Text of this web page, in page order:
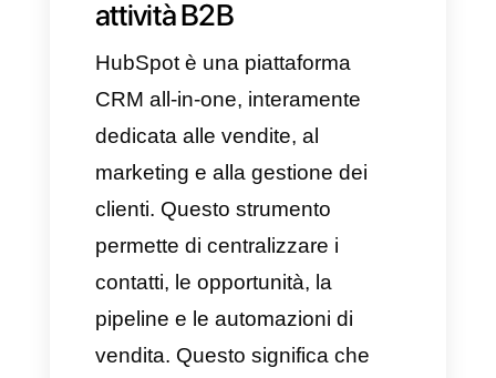
È capace inoltre di offrire
integrazioni con API, strumenti
esterni e sistemi di pagamento,
includendo funzionalità di posta
in arrivo condivisa per team più
piccoli e il suo principale punto
di forza che è l'automazione
conversazionale. Che può